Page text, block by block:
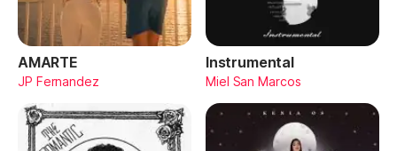
AMARTE
JP Fernandez
Instrumental
Miel San Marcos